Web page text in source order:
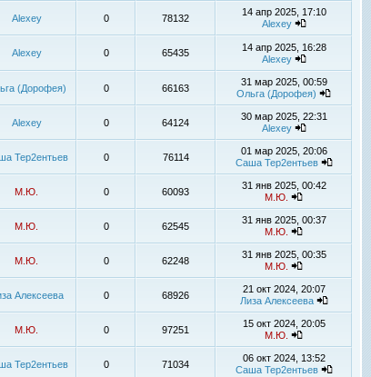
Alexey 0 78132
14 апр 2025, 17:10
Alexey
Alexey 0 65435
14 апр 2025, 16:28
Alexey
(Дорофея) 0 66163
31 мар 2025, 00:59
Ольга (Дорофея)
Alexey 0 64124
30 мар 2025, 22:31
Alexey
Тер2ентьев 0 76114
01 мар 2025, 20:06
Саша Тер2ентьев
М.Ю. 0 60093
31 янв 2025, 00:42
М.Ю.
М.Ю. 0 62545
31 янв 2025, 00:37
М.Ю.
М.Ю. 0 62248
31 янв 2025, 00:35
М.Ю.
Алексеева 0 68926
21 окт 2024, 20:07
Лиза Алексеева
М.Ю. 0 97251
15 окт 2024, 20:05
М.Ю.
Тер2ентьев 0 71034
06 окт 2024, 13:52
Саша Тер2ентьев